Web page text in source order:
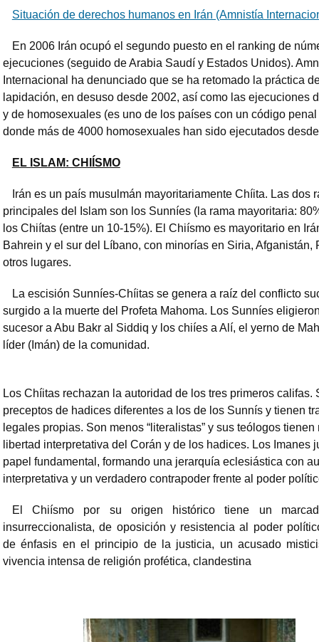
Situación de derechos humanos en Irán (Amnistía
En 2006 Irán ocupó el segundo puesto en el ranking de
ejecuciones (seguido de Arabia Saudí y Estados Unidos).
Internacional ha denunciado que se ha retomado la práctica
lapidación, en desuso desde 2002, así como las ejecuciones
y de homosexuales (es uno de los países con un código
donde más de 4000 homosexuales han sido ejecutados
EL ISLAM: CHIÍSMO
Irán es un país musulmán mayoritariamente Chíita. Las dos
principales del Islam son los Sunníes (la rama mayoritaria:
los Chiítas (entre un 10-15%). El Chiísmo es mayoritario en
Bahrein y el sur del Líbano, con minorías en Siria, Afganistán,
otros lugares.
La escisión Sunníes-Chíitas se genera a raíz del conflicto
surgido a la muerte del Profeta Mahoma. Los Sunníes
sucesor a Abu Bakr al Siddiq y los chiíes a Alí, el yerno de
líder (Imán) de la comunidad.
Los Chíitas rechazan la autoridad de los tres primeros califas.
preceptos de hadices diferentes a los de los Sunnís y tienen
legales propias. Son menos “literalistas” y sus teólogos tienen
libertad interpretativa del Corán y de los hadices. Los Imanes
papel fundamental, formando una jerarquía eclesiástica con
interpretativa y un verdadero contrapoder frente al poder
El Chiísmo por su origen histórico tiene un
insurreccionalista, de oposición y resistencia al poder
de énfasis en el principio de la justicia, un acusado
vivencia intensa de religión profética, clandestina